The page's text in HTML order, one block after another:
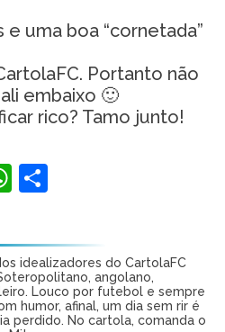
uma boa “cornetada”
Portanto não
embaixo 🙂
rico? Tamo junto!
WhatsApp
idealizadores do CartolaFC
angolano,
Louco por futebol e sempre
humor, afinal, um dia sem rir é
perdido. No cartola, comanda o